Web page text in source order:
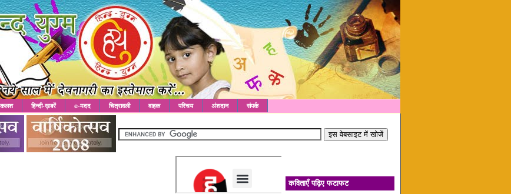
कलश हिन्दी-ख़बरें e-मदद चित्रावली वाहक परिचय अंशदान संपर्क
कविताएँ पढ़िए फटाफट